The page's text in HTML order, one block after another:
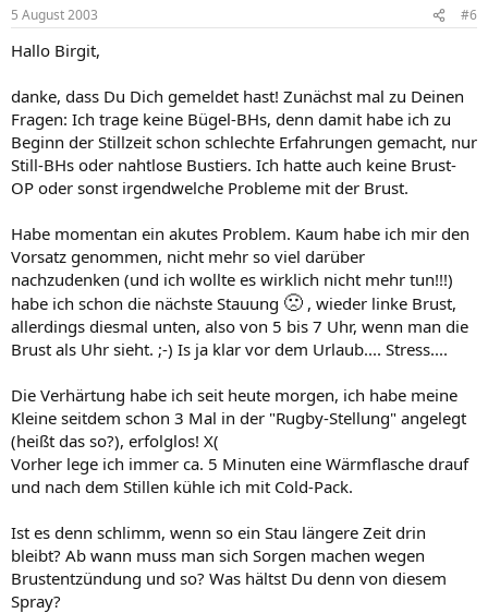
5 August 2003 #6
Hallo Birgit,
danke, dass Du Dich gemeldet hast! Zunächst mal zu Deinen
Fragen: Ich trage keine Bügel-BHs, denn damit habe ich zu
Beginn der Stillzeit schon schlechte Erfahrungen gemacht, nur
Still-BHs oder nahtlose Bustiers. Ich hatte auch keine Brust-
OP oder sonst irgendwelche Probleme mit der Brust.
Habe momentan ein akutes Problem. Kaum habe ich mir den
Vorsatz genommen, nicht mehr so viel darüber
nachzudenken (und ich wollte es wirklich nicht mehr tun!!!)
habe ich schon die nächste Stauung 🙁 , wieder linke Brust,
allerdings diesmal unten, also von 5 bis 7 Uhr, wenn man die
Brust als Uhr sieht. ;-) Is ja klar vor dem Urlaub.... Stress....
Die Verhärtung habe ich seit heute morgen, ich habe meine
Kleine seitdem schon 3 Mal in der "Rugby-Stellung" angelegt
(heißt das so?), erfolglos! X(
Vorher lege ich immer ca. 5 Minuten eine Wärmflasche drauf
und nach dem Stillen kühle ich mit Cold-Pack.
Ist es denn schlimm, wenn so ein Stau längere Zeit drin
bleibt? Ab wann muss man sich Sorgen machen wegen
Brustentzündung und so? Was hältst Du denn von diesem
Spray?